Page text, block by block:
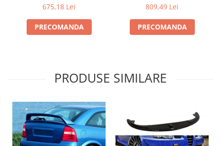
675,18 Lei
PRECOMANDA
809,49 Lei
PRECOMANDA
PRODUSE SIMILARE